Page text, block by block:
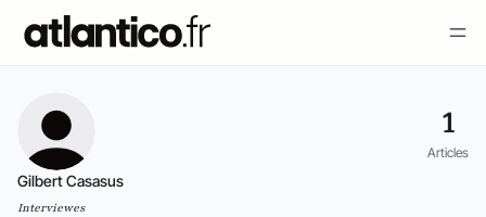
1
Articles
Gilbert Casasus
Interviewes